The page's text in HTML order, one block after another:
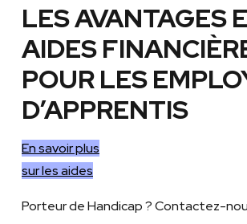
LES AVANTAGES
AIDES
POUR LES
D’APPRENTIS
En savoir plus
sur les aides
Porteur de Handicap ? Contactez-